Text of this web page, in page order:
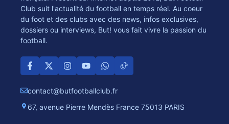
Club suit l'actualité du football en temps réel. Au coeur
du foot et des clubs avec des news, infos exclusives,
dossiers ou interviews, But! vous fait vivre la passion du
football.
contact@butfootballclub.fr
67, avenue Pierre Mendès France 75013 PARIS